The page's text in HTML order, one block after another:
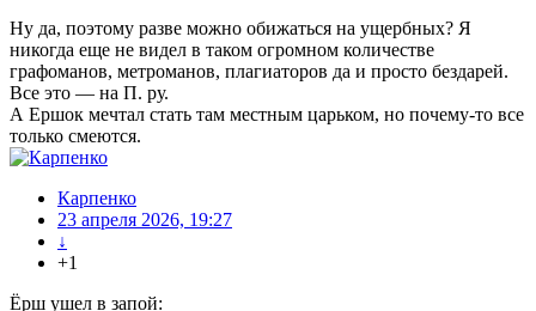
Ну да, поэтому разве можно обижаться на ущербных? Я
никогда еще не видел в таком огромном количестве
графоманов, метроманов, плагиаторов да и просто бездарей.
Все это — на П. ру.
А Ершок мечтал стать там местным царьком, но почему-то все
только смеются.
Карпенко
23 апреля 2026, 19:27
↓
+1
Ёрш ушел в запой: